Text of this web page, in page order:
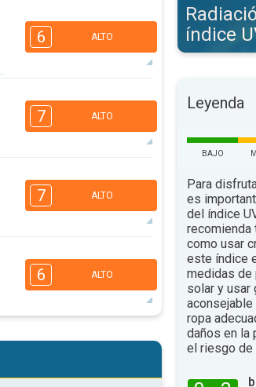
6 ALTO
16:00
3
2
83°
7 ALTO
16:00
4
84°máx.
7 ALTO
16:00
4
92°máx.
6 ALTO
2
índice
Leyenda
BAJO
Para
es
del índice
recomienda
como usar
este índice
medidas de
solar y usar
ropa
daños en la
el riesgo de